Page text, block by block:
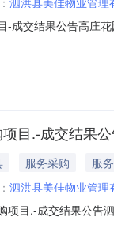
-成交结果公告高庄
合格五、公告期限
目.-成交结果
服务采购
服务
泗洪县美佳物业管理
项目.-成交结果公告